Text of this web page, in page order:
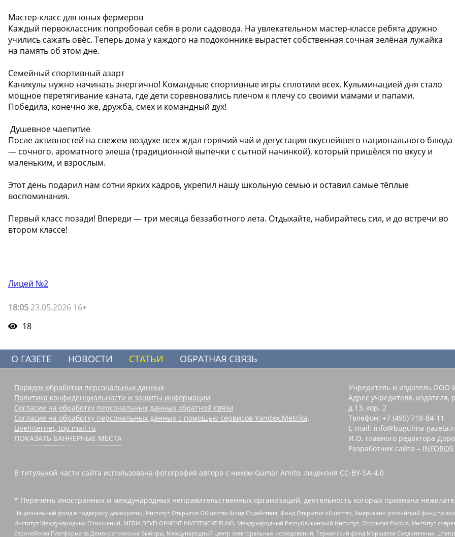
Мастер-класс для юных фермеров
Каждый первоклассник попробовал себя в роли садовода. На увлекательном мастер-классе ребята дружно
учились сажать овёс. Теперь дома у каждого на подоконнике вырастет собственная сочная зелёная лужайка
на память об этом дне.
Семейный спортивный азарт
Каникулы нужно начинать энергично! Командные спортивные игры сплотили всех. Кульминацией дня стало
мощное перетягивание каната, где дети соревновались плечом к плечу со своими мамами и папами.
Победила, конечно же, дружба, смех и командный дух!
️ Душевное чаепитие
После активностей на свежем воздухе всех ждал горячий чай и дегустация вкуснейшего национального блюда
— сочного, ароматного элеша (традиционной выпечки с сытной начинкой), который пришёлся по вкусу и
маленьким, и взрослым.
Этот день подарил нам сотни ярких кадров, укрепил нашу школьную семью и оставил самые тёплые
воспоминания.
Первый класс позади! Впереди — три месяца беззаботного лета. Отдыхайте, набирайтесь сил, и до встречи во
втором классе!
Лицей №2
18:05 23.05.2026 16+
18
О ГАЗЕТЕ НОВОСТИ СТАТЬИ ОБРАТНАЯ СВЯЗЬ
Порядок обработки персональных данных
Политика конфиденциальности и защиты информации
Согласие на обработку персональных данных обратной связи
Согласие на обработку персональных данных с помощью сервисов Yandex.Metrika,
LiveInternet, top.mail.ru
ПОКАЗАТЬ БАННЕРНЫЕ МЕСТА
Учредитель и издатель ООО
Адрес учредителя, издателя,
д.13, кор. 2
Телефон: +7 (495) 718-84-11
E-mail: info@bugulma-
И.О. главного редактора
Разработчик сайта – INFOROS
В титульной части сайта использована фотография автора с ником Gumar Amito, лицензия CC-BY-SA-4.0
* Перечень иностранных и международных неправительственных организаций, деятельность которых признана
Национальный фонд в поддержку демократии, Институт Открытое Общество Фонд Содействия, Фонд Открытое общество, Американо-российский фонд по
Институт Международных Отношений, MEDIA DEVELOPMENT INVESTMENT FUND, Международный Республиканский Институт, Открытая Россия, Институт
Европейская Платформа за Демократические Выборы, Международный центр электоральных исследований, Германский фонд Маршалла Соединенных